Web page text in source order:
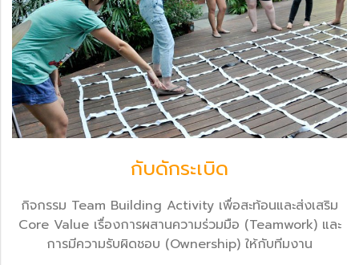
กับดักระเบิด
กิจกรรม Team Building Activity เพื่อสะท้อนและส่งเสริม
Core Value เรื่องการผสานความร่วมมือ (Teamwork) และ
การมีความรับผิดชอบ (Ownership) ให้กับทีมงาน